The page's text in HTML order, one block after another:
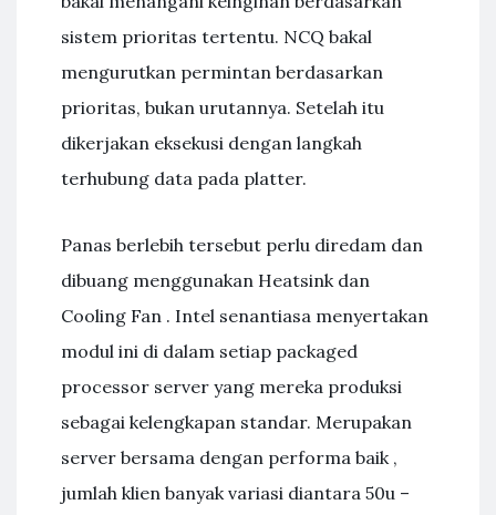
sistem prioritas tertentu. NCQ bakal
mengurutkan permintan berdasarkan
prioritas, bukan urutannya. Setelah itu
dikerjakan eksekusi dengan langkah
terhubung data pada platter.
Panas berlebih tersebut perlu diredam dan
dibuang menggunakan Heatsink dan
Cooling Fan . Intel senantiasa menyertakan
modul ini di dalam setiap packaged
processor server yang mereka produksi
sebagai kelengkapan standar. Merupakan
server bersama dengan performa baik ,
jumlah klien banyak variasi diantara 50u –